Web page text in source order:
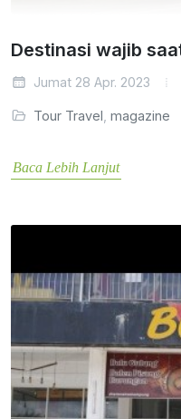
Destinasi wajib
Jumat 28 Apr. 2023
Tour Travel magazine
Baca Lebih Lanjut